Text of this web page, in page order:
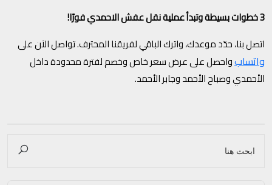
3 خطوات بسيطة وتبدأ عملية نقل عفش الاحمدي فورًا!
اتصل بنا، حدّد موعدك، واترك الباقي لفريقنا المحترف. تواصل الآن على
واتسابواحصل على عرض سعر خاص وخصم لفترة محدودة داخل
الأحمدي وصباح الأحمد وجابر الأحمد.